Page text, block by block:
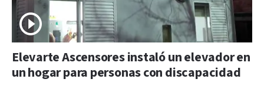
Elevarte Ascensores instaló un elevador en
un hogar para personas con discapacidad